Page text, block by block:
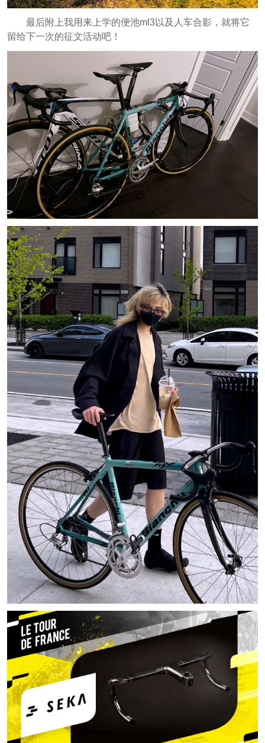
最后附上我用来上学的便池ml3以及人车合影，就将它
留给下一次的征文活动吧！